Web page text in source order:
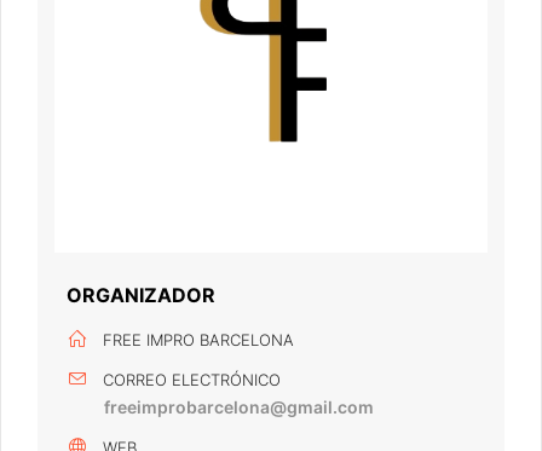
ORGANIZADOR
FREE IMPRO BARCELONA
CORREO ELECTRÓNICO
freeimprobarcelona@gmail.com